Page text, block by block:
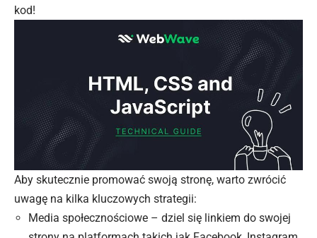
kod!
Aby skutecznie promować swoją stronę, warto zwrócić
uwagę na kilka kluczowych strategii:
Media społecznościowe – dziel się linkiem do swojej